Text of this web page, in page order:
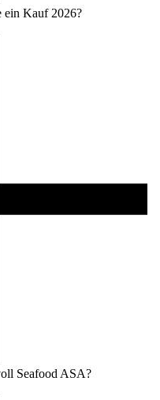
ein Kauf 2026?
Seafood ASA?